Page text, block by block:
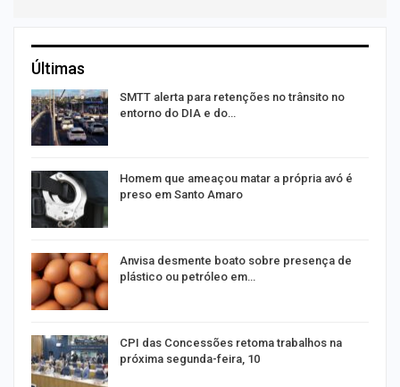
Últimas
SMTT alerta para retenções no trânsito no
entorno do DIA e do…
Homem que ameaçou matar a própria avó é
preso em Santo Amaro
Anvisa desmente boato sobre presença de
plástico ou petróleo em…
CPI das Concessões retoma trabalhos na
próxima segunda-feira, 10